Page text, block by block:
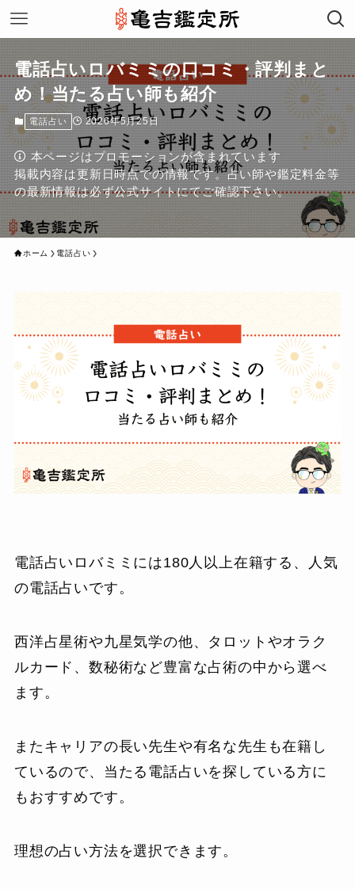
電話占いロバミミの口コミ・評判まと
め！当たる占い師も紹介
電話占い 2026年5月25日
本ページはプロモーションが含まれています
掲載内容は更新日時点での情報です。占い師や鑑定料金等
の最新情報は必ず公式サイトにてご確認下さい。
ホーム 電話占い
電話占いロバミミには180人以上在籍する、人気
の電話占いです。
西洋占星術や九星気学の他、タロットやオラク
ルカード、数秘術など豊富な占術の中から選べ
ます。
またキャリアの長い先生や有名な先生も在籍し
ているので、当たる電話占いを探している方に
もおすすめです。
理想の占い方法を選択できます。